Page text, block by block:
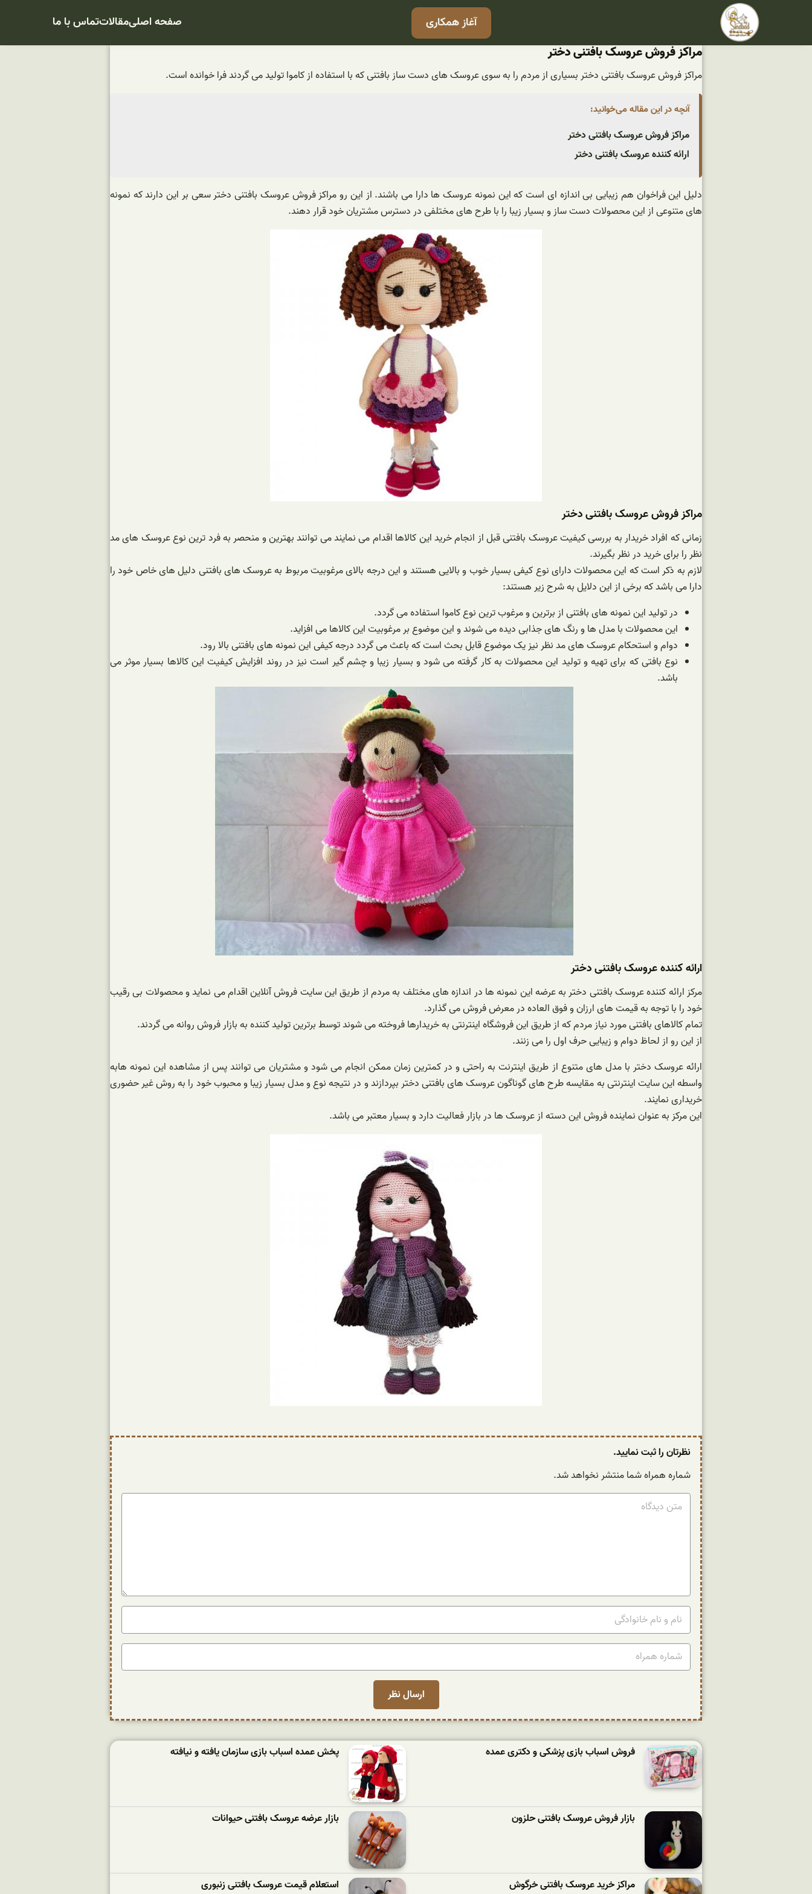
آغاز همکاری صفحه اصلیمقالاتتماس با ما
مراکز فروش عروسک بافتنی دختر
مراکز فروش عروسک بافتنی دختر بسیاری از مردم را به سوی عروسک های دست ساز بافتنی که با استفاده از کاموا تولید می گردند فرا خوانده است.
آنچه در این مقاله می‌خوانید:
مراکز فروش عروسک بافتنی دختر
ارائه کننده عروسک بافتنی دختر
دلیل این فراخوان هم زیبایی بی اندازه ای است که این نمونه عروسک ها دارا می باشند. از این رو مراکز فروش عروسک بافتنی دختر سعی بر این دارند که نمونه
های متنوعی از این محصولات دست ساز و بسیار زیبا را با طرح های مختلفی در دسترس مشتریان خود قرار دهند.
مراکز فروش عروسک بافتنی دختر
زمانی که افراد خریدار به بررسی کیفیت عروسک بافتنی قبل از انجام خرید این کالاها اقدام می نمایند می توانند بهترین و منحصر به فرد ترین نوع عروسک های مد
نظر را برای خرید در نظر بگیرند.
لازم به ذکر است که این محصولات دارای نوع کیفی بسیار خوب و بالایی هستند و این درجه بالای مرغوبیت مربوط به عروسک های بافتنی دلیل های خاص خود را
دارا می باشد که برخی از این دلایل به شرح زیر هستند:
در تولید این نمونه های بافتنی از برترین و مرغوب ترین نوع کاموا استفاده می گردد.
این محصولات با مدل ها و رنگ های جذابی دیده می شوند و این موضوع بر مرغوبیت این کالاها می افزاید.
دوام و استحکام عروسک های مد نظر نیز یک موضوع قابل بحث است که باعث می گردد درجه کیفی این نمونه های بافتنی بالا رود.
نوع بافتی که برای تهیه و تولید این محصولات به کار گرفته می شود و بسیار زیبا و چشم گیر است نیز در روند افزایش کیفیت این کالاها بسیار موثر می
باشد.
ارائه کننده عروسک بافتنی دختر
مرکز ارائه کننده عروسک بافتنی دختر به عرضه این نمونه ها در اندازه های مختلف به مردم از طریق این سایت فروش آنلاین اقدام می نماید و محصولات بی رقیب
خود را با توجه به قیمت های ارزان و فوق العاده در معرض فروش می گذارد.
تمام کالاهای بافتنی مورد نیاز مردم که از طریق این فروشگاه اینترنتی به خریدارها فروخته می شوند توسط برترین تولید کننده به بازار فروش روانه می گردند.
از این رو از لحاظ دوام و زیبایی حرف اول را می زنند.
ارائه عروسک دختر با مدل های متنوع از طریق اینترنت به راحتی و در کمترین زمان ممکن انجام می شود و مشتریان می توانند پس از مشاهده این نمونه هابه
واسطه این سایت اینترنتی به مقایسه طرح های گوناگون عروسک های بافتنی دختر بپردازند و در نتیجه نوع و مدل بسیار زیبا و محبوب خود را به روش غیر حضوری
خریداری نمایند.
این مرکز به عنوان نماینده فروش این دسته از عروسک ها در بازار فعالیت دارد و بسیار معتبر می باشد.
نظرتان را ثبت نمایید.
شماره همراه شما منتشر نخواهد شد.
فروش اسباب بازی پزشکی و دکتری عمده پخش عمده اسباب بازی سازمان یافته و نیافته
بازار فروش عروسک بافتنی حلزون بازار عرضه عروسک بافتنی حیوانات
مراکز خرید عروسک بافتنی خرگوش استعلام قیمت عروسک بافتنی زنبوری